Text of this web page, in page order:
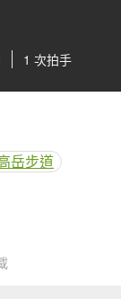
1 次拍手
岳步道